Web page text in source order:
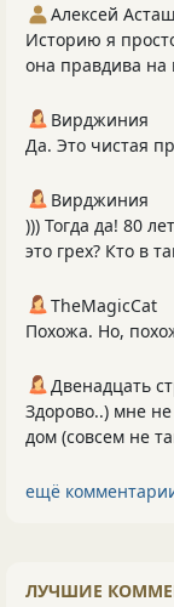
Алексей
Историю я
она правдива
Вирджиния
Да. Это чистая
Вирджиния
))) Тогда да! 80
это грех? Кто в
TheMagicCat
Похожа. Но,
Двенадцать
Здорово..) мне
дом (совсем не
ещё
ЛУЧШИЕ